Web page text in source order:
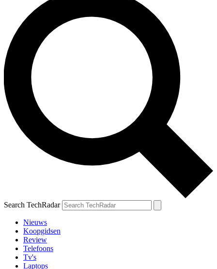
Search TechRadar
Nieuws
Koopgidsen
Review
Telefoons
Tv's
Laptops